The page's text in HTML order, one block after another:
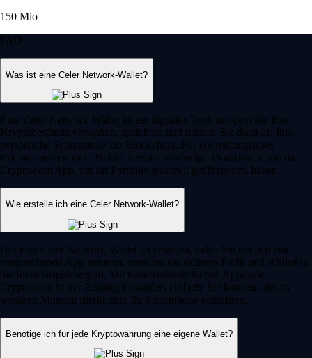
150 Mio
FAQ
Was ist eine Celer Network-Wallet?
Eine Celer Network-Wallet ist ein digitales Tool, mit dem Sie Ihre
Kryptobestände verwalten, speichern und nutzen. Sie dient als Ihre
persönliche Schnittstelle zur Blockchain. Für ein reibungsloses
Erlebnis nutzen viele Nutzer vertrauenswürdige Plattformen wie die
Crypto.com App, um ihr Portfolio jederzeit griffbereit zu haben.
Wie erstelle ich eine Celer Network-Wallet?
Um eine Celer Network-Wallet zu erstellen, laden Sie einfach eine
entsprechende App herunter, erstellen ein sicheres Profil und schließen
die Identitätsprüfung ab. Mit benutzerfreundlichen Apps wie
Crypto.com ist der Einstieg besonders einfach: Sie können alles in
wenigen Minuten direkt über Ihr Smartphone einrichten.
Benötige ich für jede Kryptowährung eine eigene Wallet?